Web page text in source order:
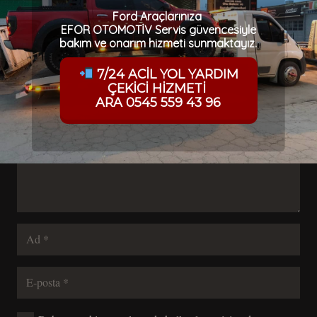
Bir yanıt yazın
E-posta adresiniz yayınlanmayacak.Gerekli alanlar
ile
işaretlenmişlerdir
Ford Araçlarınıza
EFOR OTOMOTİV Servis güvencesiyle
bakım ve onarım hizmeti sunmaktayız.
7/24 ACİL YOL YARDIM
ÇEKİCİ HİZMETİ
ARA 0545 559 43 96